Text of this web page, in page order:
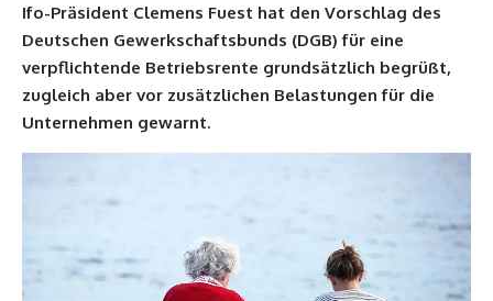
Ifo-Präsident Clemens Fuest hat den Vorschlag des
Deutschen Gewerkschaftsbunds (DGB) für eine
verpflichtende Betriebsrente grundsätzlich begrüßt,
zugleich aber vor zusätzlichen Belastungen für die
Unternehmen gewarnt.